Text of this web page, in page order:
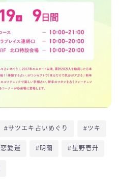
#サツエキ占いめぐり #ツキ
愛運 #明蘭 #星野壱升